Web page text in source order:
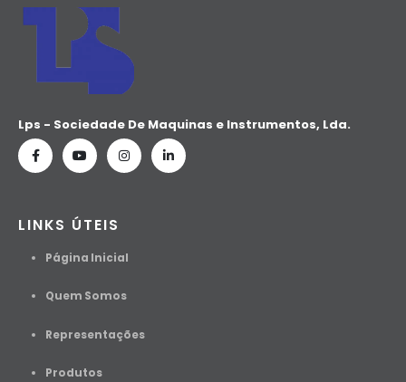
Lps - Sociedade De Maquinas e Instrumentos, Lda.
LINKS ÚTEIS
Página Inicial
Quem Somos
Representações
Produtos